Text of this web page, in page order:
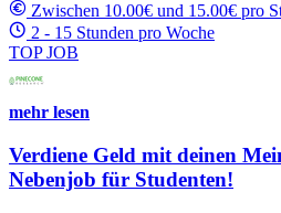
Zwischen 10.00€ und 15.00€ pro
2 - 15 Stunden pro Woche
TOP JOB
mehr lesen
Verdiene Geld mit deinen
Nebenjob für Studenten!